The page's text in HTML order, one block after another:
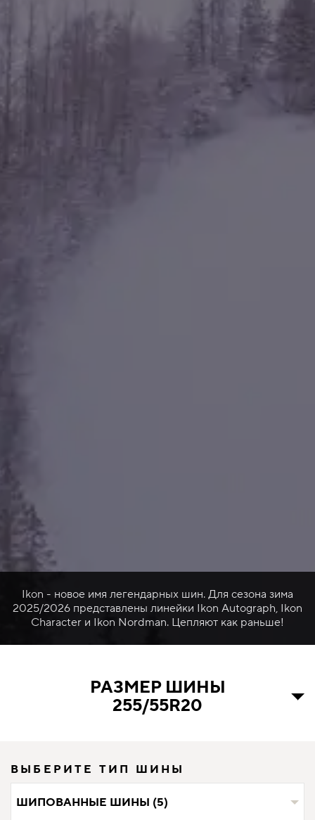
Ikon - новое имя легендарных шин. Для сезона зима
2025/2026 представлены линейки Ikon Autograph, Ikon
Character и Ikon Nordman. Цепляют как раньше!
РАЗМЕР ШИНЫ
255/55R20
ВЫБЕРИТЕ ТИП ШИНЫ
ШИПОВАННЫЕ ШИНЫ (5)